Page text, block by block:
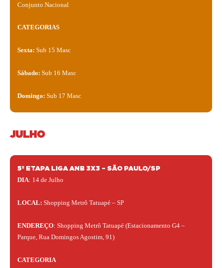
Conjunto Nacional
CATEGORIAS
Sexta: Sub 15 Masc
Sábado: Sub 16 Masc
Domingo: Sub 17 Masc
JULHO
5º ETAPA LIGA ANB 3X3 – SÃO PAULO/SP
DIA: 14 de Julho
LOCAL: Shopping Metrô Tatuapé – SP
ENDEREÇO: Shopping Metrô Tatuapé (Estacionamento G4 –
Parque, Rua Domingos Agostim, 91)
CATEGORIA